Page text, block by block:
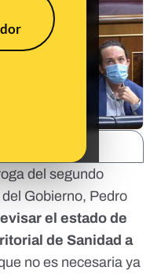
del segundo
Gobierno, Pedro
el estado de
de Sanidad a
no es necesaria ya